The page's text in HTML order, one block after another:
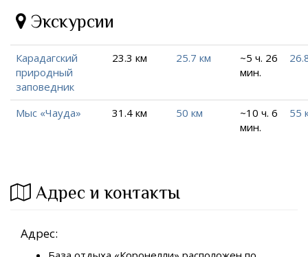
Экскурсии
Карадагский
природный
заповедник
23.3 км 25.7 км
~5 ч. 26
мин.
Мыс «Чауда» 31.4 км 50 км
~10 ч. 6
мин.
55
Адрес и контакты
Адрес: